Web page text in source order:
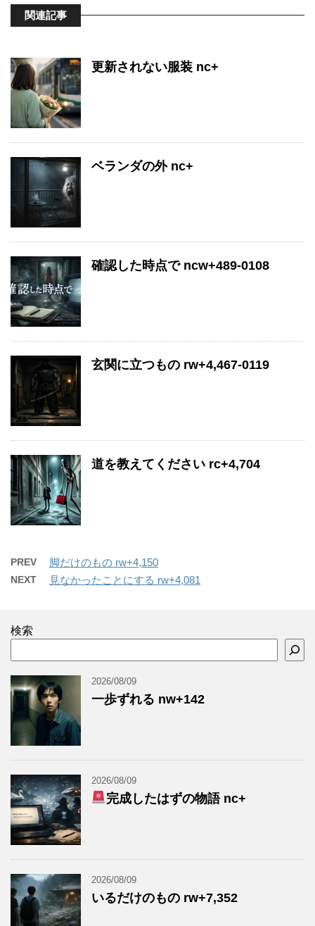
関連記事
更新されない服装 nc+
ベランダの外 nc+
確認した時点で ncw+489-0108
玄関に立つもの rw+4,467-0119
道を教えてください rc+4,704
PREV 脚だけのもの rw+4,150
NEXT 見なかったことにする rw+4,081
検索
2026/08/09
一歩ずれる nw+142
2026/08/09
完成したはずの物語 nc+
2026/08/09
いるだけのもの rw+7,352